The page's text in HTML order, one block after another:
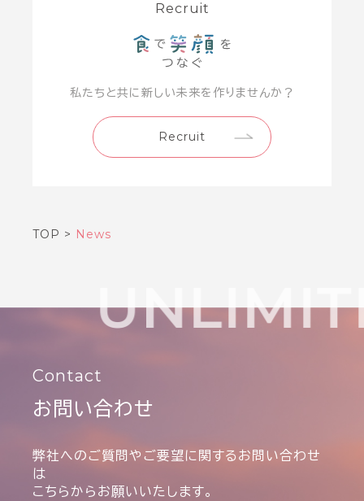
Recruit
私たちと共に新しい未来を作りませんか？
Recruit
TOP > News
Contact
お問い合わせ
弊社へのご質問やご要望に関するお問い合わせ
は
こちらからお願いいたします。